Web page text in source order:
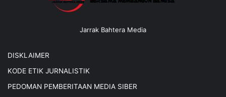
Jarrak Bahtera Media
DISKLAIMER
KODE ETIK JURNALISTIK
PEDOMAN PEMBERITAAN MEDIA SIBER